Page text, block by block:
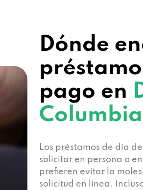
Dónde
pago en
Columbia
Los préstamos de día
solicitar en persona o
prefieren evitar la
solicitud en línea.